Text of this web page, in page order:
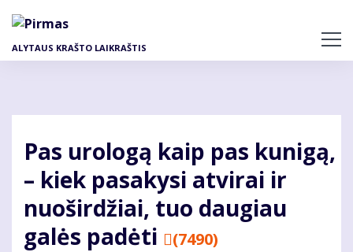
pagrindinį
ALYTAUS KRAŠTO LAIKRAŠTIS
Pas urologą kaip pas kunigą,
– kiek pasakysi atvirai ir
nuoširdžiai, tuo daugiau
galės padėti
(7490)